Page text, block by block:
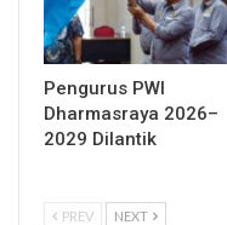
Pengurus PWI
Dharmasraya 2026–
2029 Dilantik
PREV NEXT